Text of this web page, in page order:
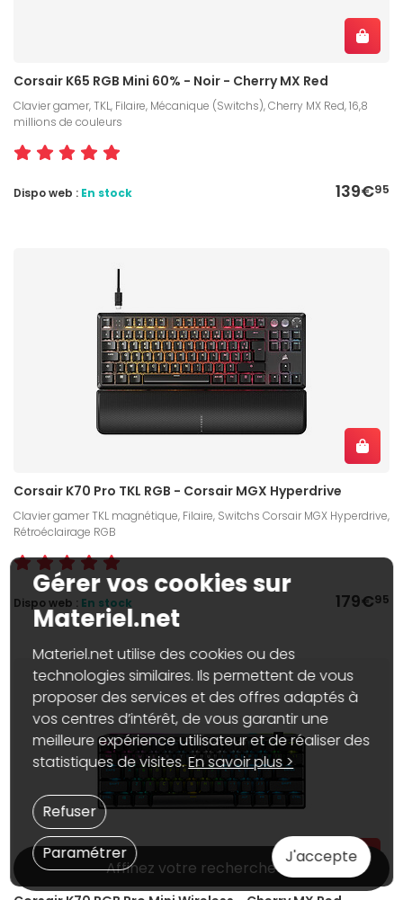
Corsair K65 RGB Mini 60% - Noir - Cherry MX Red
Clavier gamer, TKL, Filaire, Mécanique (Switchs), Cherry MX Red, 16,8
millions de couleurs
139€95
Dispo web : En stock
Corsair K70 Pro TKL RGB - Corsair MGX Hyperdrive
Clavier gamer TKL magnétique, Filaire, Switchs Corsair MGX Hyperdrive,
Rétroéclairage RGB
179€95
Dispo web : En stock
Affinez votre recherche
Gérer vos cookies sur
Materiel.net
Materiel.net utilise des cookies ou des
technologies similaires. Ils permettent de vous
proposer des services et des offres adaptés à
vos centres d’intérêt, de vous garantir une
meilleure expérience utilisateur et de réaliser des
statistiques de visites.En savoir plus >
J'accepte
Paramétrer
Refuser